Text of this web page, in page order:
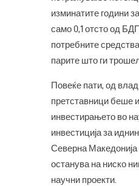
изминатите години
само 0,1 отсто од
потребните
парите што ги
Повеќе пати, од
претставници беше
инвестирањето во
инвестиција за
Северна Македонија
останува на ниско
научни проекти.